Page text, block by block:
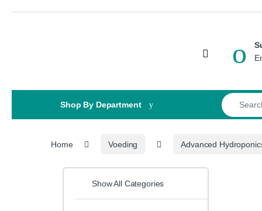
Open
Shop By Department
Search
Home Voeding Advanced
Show All Categories